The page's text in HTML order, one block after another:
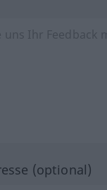
(optional)